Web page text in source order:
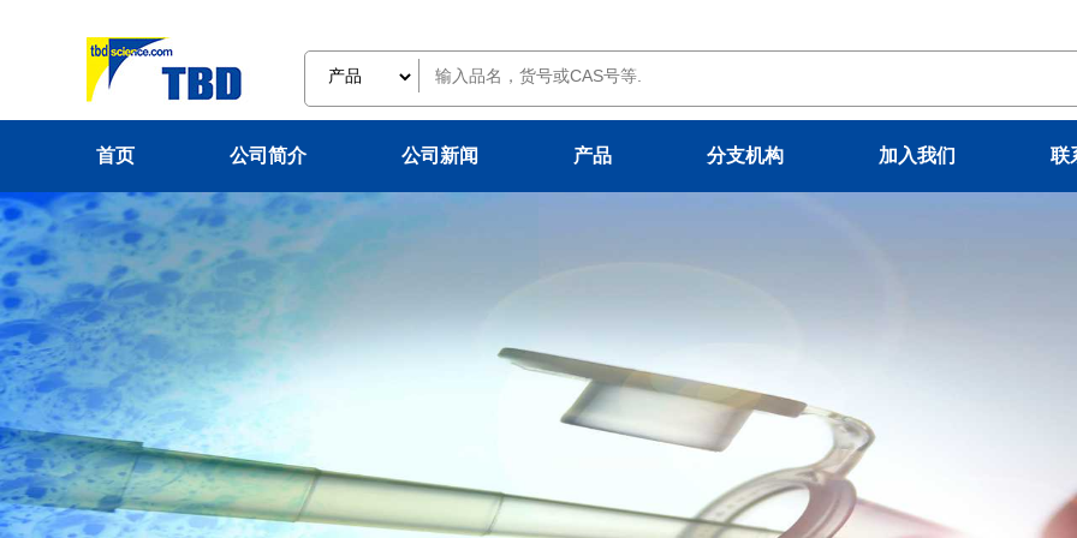
首页 公司简介 公司新闻 产品 分支机构 加入我们 联